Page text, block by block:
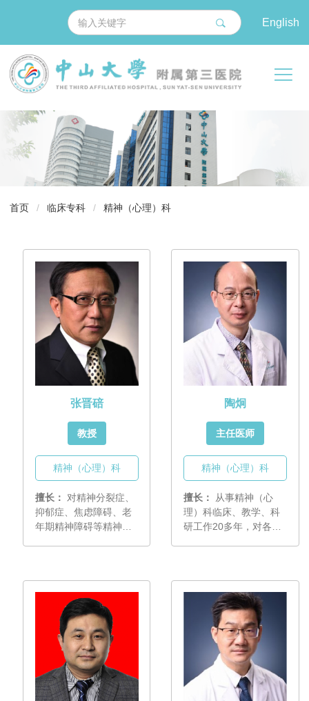
English
导
首页 / 临床专科 / 精神（心理）科
张晋碚
教授
精神（心理）科
擅长：
对精神分裂症、
抑郁症、焦虑障碍、老
年期精神障碍等精神
陶炯
主任医师
精神（心理）科
擅长：
从事精神（心
理）科临床、教学、科
研工作20多年，对各类
障碍等的临床诊治。